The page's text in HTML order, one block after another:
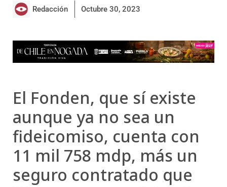
Redacción Octubre 30, 2023
El Fonden, que sí existe
aunque ya no sea un
fideicomiso, cuenta con
11 mil 758 mdp, más un
seguro contratado que